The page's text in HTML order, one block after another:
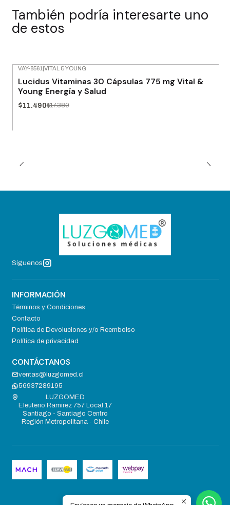
También podría interesarte uno
de estos
VAY-8561 |VITAL & YOUNG
Lucidus Vitaminas 30 Cápsulas 775 mg Vital &
Young Energía y Salud
$11.490$17.380
Síguenos
INFORMACIÓN
Términos y Condiciones
Contacto
Política de Devoluciones y/o Reembolso
Política de privacidad
CONTÁCTANOS
ventas@luzgomed.cl
56937289195
LUZGOMED
Eleuterio Ramirez 757 Local 17
Santiago - Santiago Centro
Región Metropolitana - Chile